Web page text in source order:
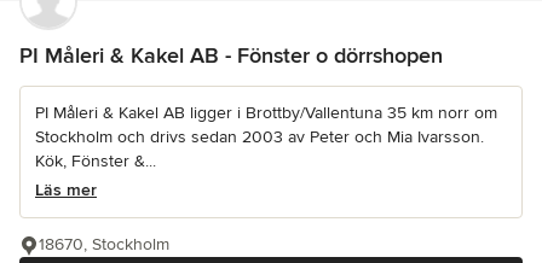
PI Måleri & Kakel AB - Fönster o dörrshopen
PI Måleri & Kakel AB ligger i Brottby/Vallentuna 35 km norr om
Stockholm och drivs sedan 2003 av Peter och Mia Ivarsson.
Kök, Fönster &...
Läs mer
18670, Stockholm